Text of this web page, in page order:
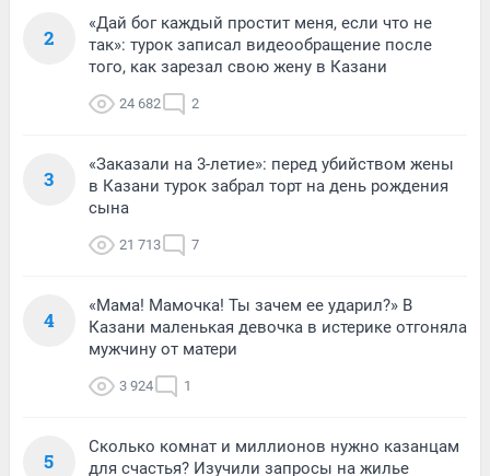
2
«Дай бог каждый простит меня, если что не
так»: турок записал видеообращение после
того, как зарезал свою жену в Казани
24 682 2
3
«Заказали на 3-летие»: перед убийством жены
в Казани турок забрал торт на день рождения
сына
21 713 7
4
«Мама! Мамочка! Ты зачем ее ударил?» В
Казани маленькая девочка в истерике отгоняла
мужчину от матери
3 924 1
5
Сколько комнат и миллионов нужно казанцам
для счастья? Изучили запросы на жилье